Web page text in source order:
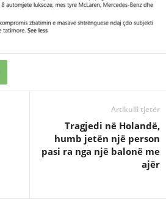
Artikulli tjetër
Tragjedi në Holandë,
humb jetën një person
pasi ra nga një balonë me
ajër